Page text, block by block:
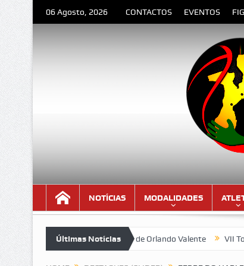
06 Agosto, 2026 CONTACTOS EVENTOS
NOTÍCIAS MODALIDADES
Últimas Notícias
“A DESPEDIDA” – Poema de Orlando Valente VII Torneio